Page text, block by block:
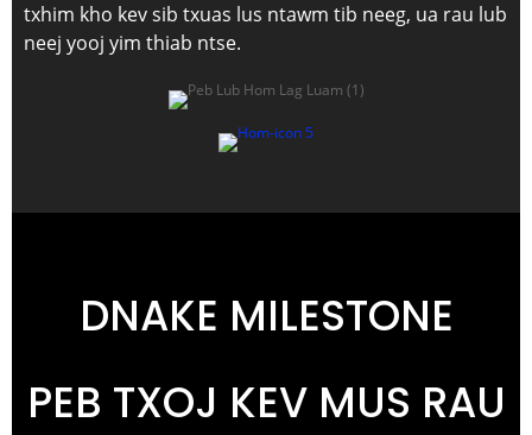
txhim kho kev sib txuas lus ntawm tib neeg, ua rau lub
neej yooj yim thiab ntse.
DNAKE MILESTONE
PEB TXOJ KEV MUS RAU